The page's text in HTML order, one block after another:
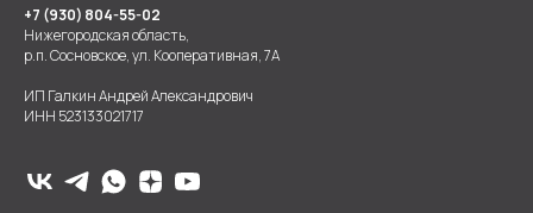
+7 (930) 804-55-02
Нижегородская область,
р.п. Сосновское, ул. Кооперативная, 7А
ИП Галкин Андрей Александрович
ИНН 523133021717